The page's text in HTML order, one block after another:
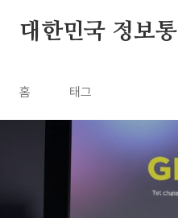
대한민국 정보통
홈 태그